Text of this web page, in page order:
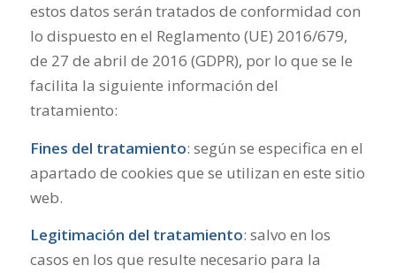
estos datos serán tratados de conformidad con
lo dispuesto en el Reglamento (UE) 2016/679,
de 27 de abril de 2016 (GDPR), por lo que se le
facilita la siguiente información del
tratamiento:
Fines del tratamiento: según se especifica en el
apartado de cookies que se utilizan en este sitio
web.
Legitimación del tratamiento: salvo en los
casos en los que resulte necesario para la